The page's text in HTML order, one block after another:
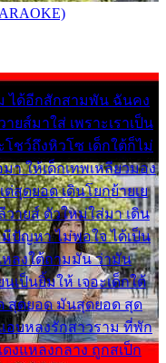
ได้อีกสักสามพัน ฉันคง
ยส์มาใส่ เพราะเราเป็น
โชว์ถึงหิวโซ เด็กใต้ก็ไม่
ให้เด็กเทพเหลียวมอง
สุดยอด เดินโยกย้ายเย
วายส์ ตัวใหม่ใส่มา เดิน
ปัญหา ไม่พอใจ ได้เป็น
ลงใต้ถามมัน ว่ามัน
เป็นยิ้มให้ เจอะเด็กใต้
สุดยอด มันสุดยอด สุด
อบหลงรักสาวราม ที่พัก
งแหลงกลาง ถูกสเป็ก